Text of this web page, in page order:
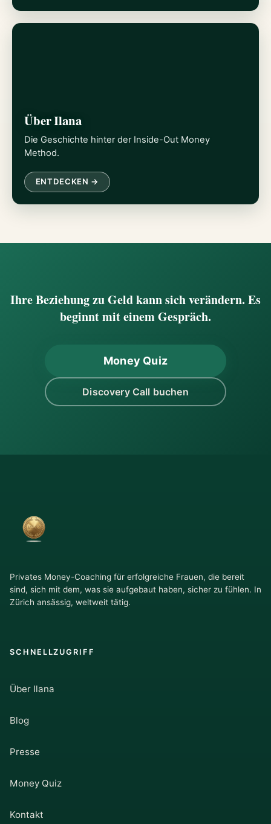
Über Ilana
Die Geschichte hinter der Inside-Out Money
Method.
ENTDECKEN →
Ihre Beziehung zu Geld kann sich verändern. Es
beginnt mit einem Gespräch.
Money Quiz
Discovery Call buchen
Privates Money-Coaching für erfolgreiche Frauen, die bereit
sind, sich mit dem, was sie aufgebaut haben, sicher zu fühlen. In
Zürich ansässig, weltweit tätig.
SCHNELLZUGRIFF
Über Ilana
Blog
Presse
Money Quiz
Kontakt